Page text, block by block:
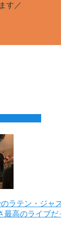
す／
ラテン・ジャ
最高のライブ